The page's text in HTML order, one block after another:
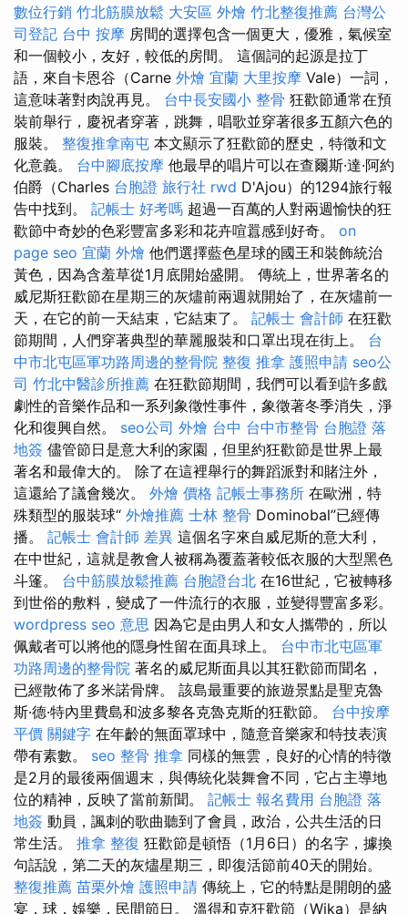
數位行銷 竹北筋膜放鬆 大安區 外燴 竹北整復推薦 台灣公
司登記 台中 按摩 房間的選擇包含一個更大，優雅，氣候室
和一個較小，友好，較低的房間。 這個詞的起源是拉丁
語，來自卡恩谷（Carne 外燴 宜蘭 大里按摩 Vale）一詞，
這意味著對肉說再見。 台中長安國小 整骨 狂歡節通常在預
裝前舉行，慶祝者穿著，跳舞，唱歌並穿著很多五顏六色的
服裝。 整復推拿南屯 本文顯示了狂歡節的歷史，特徵和文
化意義。 台中腳底按摩 他最早的唱片可以在查爾斯·達·阿約
伯爵（Charles 台胞證 旅行社 rwd D'Ajou）的1294旅行報
告中找到。 記帳士 好考嗎 超過一百萬的人對兩週愉快的狂
歡節中奇妙的色彩豐富多彩和花卉喧囂感到好奇。 on
page seo 宜蘭 外燴 他們選擇藍色星球的國王和裝飾統治
黃色，因為含羞草從1月底開始盛開。 傳統上，世界著名的
威尼斯狂歡節在星期三的灰燼前兩週就開始了，在灰燼前一
天，在它的前一天結束，它結束了。 記帳士 會計師 在狂歡
節期間，人們穿著典型的華麗服裝和口罩出現在街上。 台
中市北屯區軍功路周邊的整骨院 整復 推拿 護照申請 seo公
司 竹北中醫診所推薦 在狂歡節期間，我們可以看到許多戲
劇性的音樂作品和一系列象徵性事件，象徵著冬季消失，淨
化和復興自然。 seo公司 外燴 台中 台中市整骨 台胞證 落
地簽 儘管節日是意大利的家園，但里約狂歡節是世界上最
著名和最偉大的。 除了在這裡舉行的舞蹈派對和賭注外，
這還給了議會幾次。 外燴 價格 記帳士事務所 在歐洲，特
殊類型的服裝球“ 外燴推薦 士林 整骨 Dominobal”已經傳
播。 記帳士 會計師 差異 這個名字來自威尼斯的意大利，
在中世紀，這就是教會人被稱為覆蓋著較低衣服的大型黑色
斗篷。 台中筋膜放鬆推薦 台胞證台北 在16世紀，它被轉移
到世俗的敷料，變成了一件流行的衣服，並變得豐富多彩。
wordpress seo 意思 因為它是由男人和女人攜帶的，所以
佩戴者可以將他的隱身性留在面具球上。 台中市北屯區軍
功路周邊的整骨院 著名的威尼斯面具以其狂歡節而聞名，
已經散佈了多米諾骨牌。 該島最重要的旅遊景點是聖克魯
斯·德·特內里費島和波多黎各克魯克斯的狂歡節。 台中按摩
平價 關鍵字 在年齡的無面罩球中，隨意音樂家和特技表演
帶有素數。 seo 整骨 推拿 同樣的無雲，良好的心情的特徵
是2月的最後兩個週末，與傳統化裝舞會不同，它占主導地
位的精神，反映了當前新聞。 記帳士 報名費用 台胞證 落
地簽 動員，諷刺的歌曲聽到了會員，政治，公共生活的日
常生活。 推拿 整復 狂歡節是頓悟（1月6日）的名字，據換
句話說，第二天的灰燼星期三，即復活節前40天的開始。
整復推薦 苗栗外燴 護照申請 傳統上，它的特點是開朗的盛
宴，球，娛樂，民間節日。 溫得和克狂歡節（Wika）是納